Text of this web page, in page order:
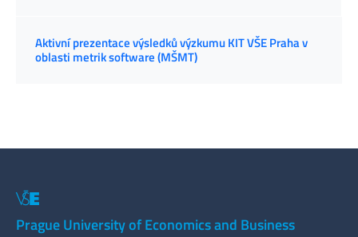
Aktivní prezentace výsledků výzkumu KIT VŠE Praha v
oblasti metrik software (MŠMT)
Prague University of Economics and Business